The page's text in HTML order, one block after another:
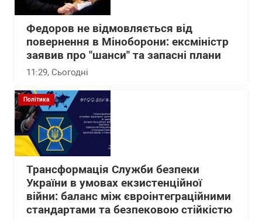
Федоров не відмовляється від
повернення в Міноборони: ексміністр
заявив про "шанси" та запасні плани
11:29, Сьогодні
Політика
Трансформація Служби безпеки
України в умовах екзистенційної
війни: баланс між євроінтеграційними
стандартами та безпековою стійкістю